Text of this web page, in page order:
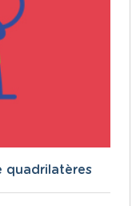
quadrilatères